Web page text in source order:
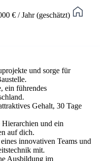
€ / Jahr (geschätzt)
und sorge für
ein führendes
Gehalt, 30 Tage
Hierarchien und ein
auf dich.
innovativen Teams und
mit.
Ausbildung im